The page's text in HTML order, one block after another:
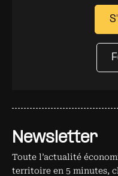
Newsletter
Toute l’actualité
territoire en 5 minutes,